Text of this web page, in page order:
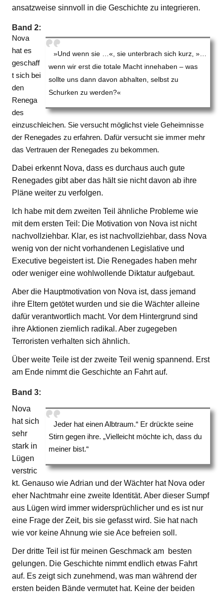
ansatzweise sinnvoll in die Geschichte zu integrieren.
Band 2:
»Und wenn sie …«, sie unterbrach sich kurz, »…
wenn wir erst die totale Macht innehaben – was
sollte uns dann davon abhalten, selbst zu
Schurken zu werden?«
Nova
hat es
geschaff
t sich bei
den
Renega
des
einzuschleichen. Sie versucht möglichst viele Geheimnisse
der Renegades zu erfahren. Dafür versucht sie immer mehr
das Vertrauen der Renegades zu bekommen.
Dabei erkennt Nova, dass es durchaus auch gute
Renegades gibt aber das hält sie nicht davon ab ihre
Pläne weiter zu verfolgen.
Ich habe mit dem zweiten Teil ähnliche Probleme wie
mit dem ersten Teil: Die Motivation von Nova ist nicht
nachvollziehbar. Klar, es ist nachvollziehbar, dass Nova
wenig von der nicht vorhandenen Legislative und
Executive begeistert ist. Die Renegades haben mehr
oder weniger eine wohlwollende Diktatur aufgebaut.
Aber die Hauptmotivation von Nova ist, dass jemand
ihre Eltern getötet wurden und sie die Wächter alleine
dafür verantwortlich macht. Vor dem Hintergrund sind
ihre Aktionen ziemlich radikal. Aber zugegeben
Terroristen verhalten sich ähnlich.
Über weite Teile ist der zweite Teil wenig spannend. Erst
am Ende nimmt die Geschichte an Fahrt auf.
Band 3:
Jeder hat einen Albtraum.“ Er drückte seine
Stirn gegen ihre. „Vielleicht möchte ich, dass du
meiner bist.“
Nova
hat sich
sehr
stark in
Lügen
verstric
kt. Genauso wie Adrian und der Wächter hat Nova oder
eher Nachtmahr eine zweite Identität. Aber dieser Sumpf
aus Lügen wird immer widersprüchlicher und es ist nur
eine Frage der Zeit, bis sie gefasst wird. Sie hat nach
wie vor keine Ahnung wie sie Ace befreien soll.
Der dritte Teil ist für meinen Geschmack am besten
gelungen. Die Geschichte nimmt endlich etwas Fahrt
auf. Es zeigt sich zunehmend, was man während der
ersten beiden Bände vermutet hat. Keine der beiden